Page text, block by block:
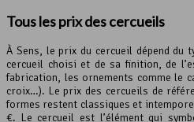
Tous les prix des cercueils
À Sens, le prix du cercueil dépend du
cercueil choisi et de sa finition, de
fabrication, les ornements comme le
croix…). Le prix des cercueils de
formes restent classiques et
€. Le cercueil est l’élément qui